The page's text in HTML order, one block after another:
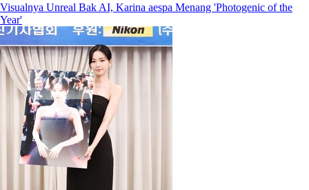
Visualnya Unreal Bak AI, Karina aespa Menang 'Photogenic of the
Year'